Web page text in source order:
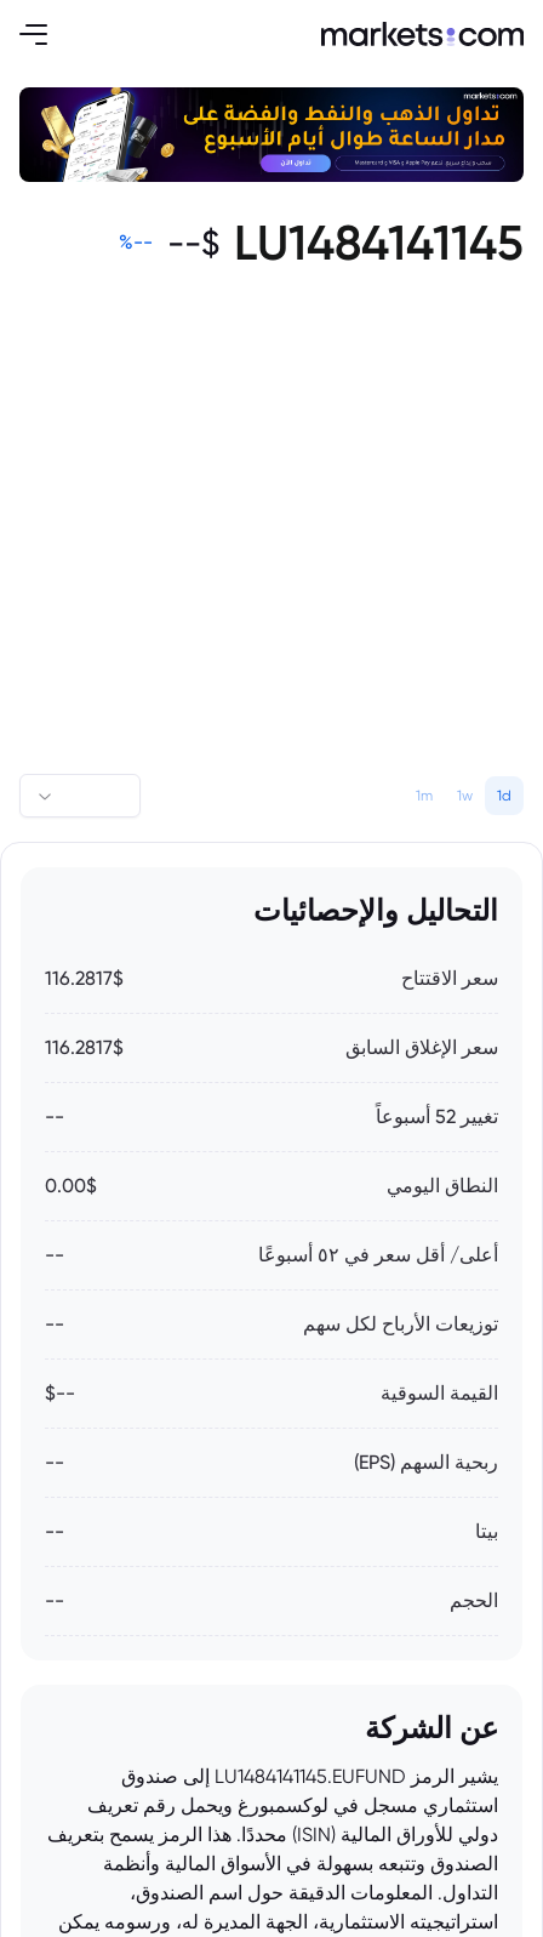
LU1484141145
$
--
--
%
1d
1w
1m
التحاليل والإحصائيات
سعر الاقتتاح 116.2817$
سعر الإغلاق السابق 116.2817$
تغيير 52 أسبوعاً --
النطاق اليومي 0.00$
أعلى/ أقل سعر في ٥٢ أسبوعًا --
توزيعات الأرباح لكل سهم --
القيمة السوقية --$
ربحية السهم (EPS) --
بيتا --
الحجم --
عن الشركة
يشير الرمز LU1484141145.EUFUND إلى صندوق
استثماري مسجل في لوكسمبورغ ويحمل رقم تعريف
دولي للأوراق المالية (ISIN) محددًا. هذا الرمز يسمح بتعريف
الصندوق وتتبعه بسهولة في الأسواق المالية وأنظمة
التداول. المعلومات الدقيقة حول اسم الصندوق،
استراتيجيته الاستثمارية، الجهة المديرة له، ورسومه يمكن